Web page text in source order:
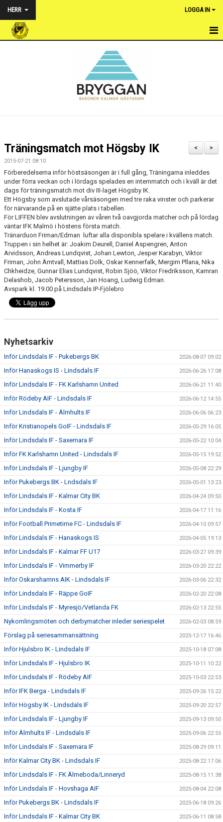
HERR LOGGA IN
BILDGALLERI
DOKUMENT
KONTAKT
>
<
Träningsmatch mot Högsby IK
2015-07-21 08:10
Förberedelserna inför höstsäsongen är i full gång, Träningarna inleddes
under förra veckan och i lördags spelades en internmatch och i kväll är det
dags för träningsmatch mot div III-laget Högsby IK.
Ett Högsby som avslutade vårsäsongen med tre raka vinster och parkerar
för närvarande på en sjätte plats i tabellen.
För LIFFEN blev avslutningen av våren två oavgjorda matcher och på lördag
väntar IFK Malmö i höstens första match.
Tränarduon Friman/Edman luftar alla disponibla spelare i kvällens match.
Truppen i sin helhet är: Joakim Deurell, Daniel Aspengren, Anton
Arvidsson, Andreas Lundqvist, Johan Lewton, Jesper Karabyn, Viktor
Friman, John Ämtvall, Mattias Dolk, Oskar Kennerfalk, Mergim Pllana, Nika
Chkheidze, Gunnar Elias Lundqvist, Robin Sjöö, Viktor Fredriksson, Kamran
Delashob, Jacob Petersson, Jan Hoang, Ludwig Edman.
Avspark kl. 19.00 på Lindsdals IP-Fjölebro
Nyhetsarkiv
Inför Lindsdals IF - Pukebergs BK 2026-08-07 09:02
Inför Hanaskogs IS - Lindsdals IF 2026-06-26 17:08
Inför Lindsdals IF - FK Karlshamn United 2026-06-21 11:40
Inför Rödeby AIF - Lindsdals IF 2026-06-12 14:55
Inför Lindsdals IF - Älmhults IF 2026-06-06 06:23
Inför Kristianopels GoIF - Lindsdals IF 2026-05-29 16:05
Inför Lindsdals IF - Saxemara IF 2026-05-22 10:04
Inför FK Karlshamn United - Lindsdals IF 2026-05-15 19:52
Inför Lindsdals IF - Ljungby IF 2026-05-08 22:29
Inför Pukebergs BK - Lndsdals IF 2026-05-01 13:23
Inför Lindsdals IF - Kalmar City BK 2026-04-24 09:50
Inför Lindsdals IF - Kosta IF 2026-04-17 11:16
Inför Football Primetime FC - Lindsdals IF 2026-04-10 09:57
Inför Lindsdals IF - Hanaskogs IS 2026-04-05 19:13
Inför Lindsdals IF - Kalmar FF U17 2026-03-27 09:39
Inför Lindsdals IF - Vimmerby IF 2026-03-20 22:22
Inför Oskarshamns AIK - Lindsdals IF 2026-03-06 22:32
Inför Lindsdals IF - Räppe GoIF 2026-02-20 22:08
Inför Lindsdals IF - Myresjö/Vetlanda FK 2026-02-13 22:55
Nykomlingsmöten och derbymatcher inleder seriespelet 2026-02-03 08:59
Förslag på seriesammansättning 2025-12-17 16:46
Inför Hjulsbro IK - Lindsdals IF 2025-10-18 07:08
Inför Lindsdals IF - Hjulsbro IK 2025-10-11 10:22
Inför Lindsdals IF - Rödeby AIF 2025-10-03 22:53
Inför IFK Berga - Lindsdals IF 2025-09-26 15:22
Inför Högsby IK - Lindsdals IF 2025-09-20 22:57
Inför Lindsdals IF - Ljungby IF 2025-09-13 09:50
Inför Älmhults IF - Lindsdals IF 2025-09-06 22:55
Inför Lindsdals IF - Saxemara IF 2025-08-29 09:11
Inför Kalmar City BK - Lindsdals IF 2025-08-22 17:06
Inför Lindsdals IF - FK Älmeboda/Linneryd 2025-08-15 11:38
Inför Lindsdals IF - Hovshaga AIF 2025-08-04 22:08
Inför Pukebergs BK - Lindsdals IF 2025-06-18 09:26
Inför Lindsdals IF - Kalmar City BK 2025-06-11 08:58